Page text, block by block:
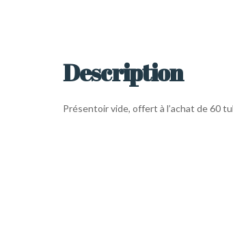
Description
Présentoir vide, offert à l’achat de 60